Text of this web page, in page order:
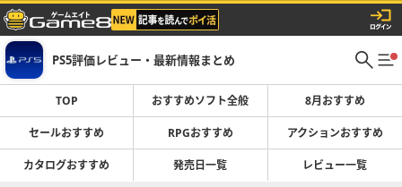
PS5評価レビュー・最新情報まとめ
TOP おすすめソフト全般 8月おすすめ
セールおすすめ RPGおすすめ アクションおすすめ
カタログおすすめ 発売日一覧 レビュー一覧